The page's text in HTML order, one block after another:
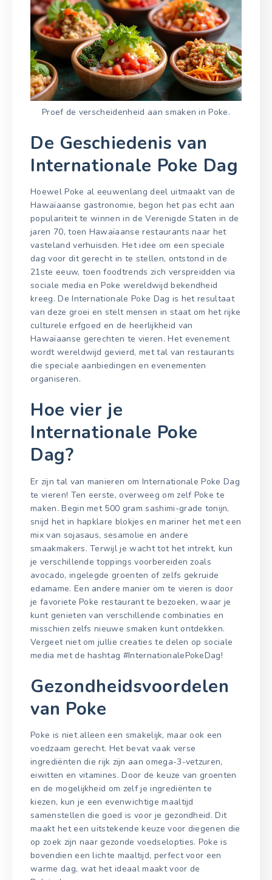
Proef de verscheidenheid aan smaken in Poke.
De Geschiedenis van
Internationale Poke Dag
Hoewel Poke al eeuwenlang deel uitmaakt van de
Hawaïaanse gastronomie, begon het pas echt aan
populariteit te winnen in de Verenigde Staten in de
jaren 70, toen Hawaïaanse restaurants naar het
vasteland verhuisden. Het idee om een speciale
dag voor dit gerecht in te stellen, ontstond in de
21ste eeuw, toen foodtrends zich verspreidden via
sociale media en Poke wereldwijd bekendheid
kreeg. De Internationale Poke Dag is het resultaat
van deze groei en stelt mensen in staat om het rijke
culturele erfgoed en de heerlijkheid van
Hawaïaanse gerechten te vieren. Het evenement
wordt wereldwijd gevierd, met tal van restaurants
die speciale aanbiedingen en evenementen
organiseren.
Hoe vier je
Internationale Poke
Dag?
Er zijn tal van manieren om Internationale Poke Dag
te vieren! Ten eerste, overweeg om zelf Poke te
maken. Begin met 500 gram sashimi-grade tonijn,
snijd het in hapklare blokjes en mariner het met een
mix van sojasaus, sesamolie en andere
smaakmakers. Terwijl je wacht tot het intrekt, kun
je verschillende toppings voorbereiden zoals
avocado, ingelegde groenten of zelfs gekruide
edamame. Een andere manier om te vieren is door
je favoriete Poke restaurant te bezoeken, waar je
kunt genieten van verschillende combinaties en
misschien zelfs nieuwe smaken kunt ontdekken.
Vergeet niet om jullie creaties te delen op sociale
media met de hashtag #InternationalePokeDag!
Gezondheidsvoordelen
van Poke
Poke is niet alleen een smakelijk, maar ook een
voedzaam gerecht. Het bevat vaak verse
ingrediënten die rijk zijn aan omega-3-vetzuren,
eiwitten en vitamines. Door de keuze van groenten
en de mogelijkheid om zelf je ingrediënten te
kiezen, kun je een evenwichtige maaltijd
samenstellen die goed is voor je gezondheid. Dit
maakt het een uitstekende keuze voor diegenen die
op zoek zijn naar gezonde voedselopties. Poke is
bovendien een lichte maaltijd, perfect voor een
warme dag, wat het ideaal maakt voor de